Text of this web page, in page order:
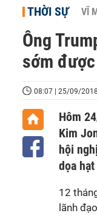
THỜI SỰ VĨ
Ông
sớm
08:07 | 25/09/2018
Hôm
Kim
hội
dọa
12
lãnh